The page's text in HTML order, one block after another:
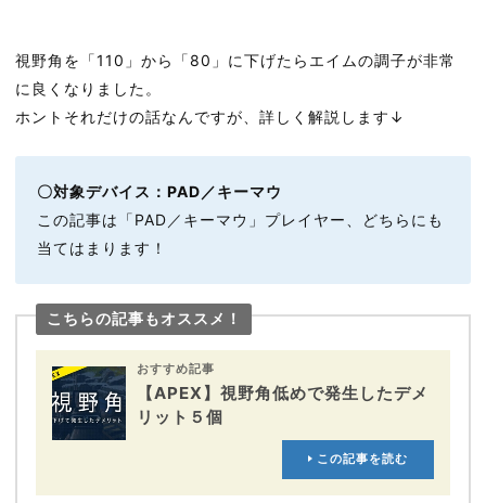
視野角を「110」から「80」に下げたらエイムの調子が非常
に良くなりました。
ホントそれだけの話なんですが、詳しく解説します↓
〇対象デバイス：PAD／キーマウ
この記事は「PAD／キーマウ」プレイヤー、どちらにも
当てはまります！
こちらの記事もオススメ！
おすすめ記事
【APEX】視野角低めで発生したデメ
リット５個
この記事を読む